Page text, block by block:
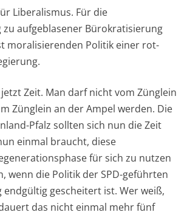
Liberalismus. Für die
zu aufgeblasener Bürokratisierung
moralisierenden Politik einer rot-
Zeit. Man darf nicht vom Zünglein
Zünglein an der Ampel werden. Die
Pfalz sollten sich nun die Zeit
einmal braucht, diese
für sich zu nutzen
wenn die Politik der SPD-geführten
endgültig gescheitert ist. Wer weiß,
das nicht einmal mehr fünf